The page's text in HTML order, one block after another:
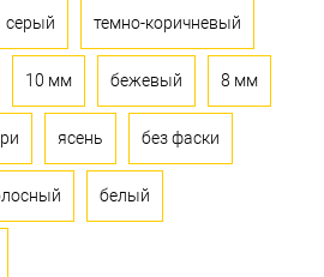
серый темно-коричневый
10 мм бежевый 8 мм
ясень без фаски
белый